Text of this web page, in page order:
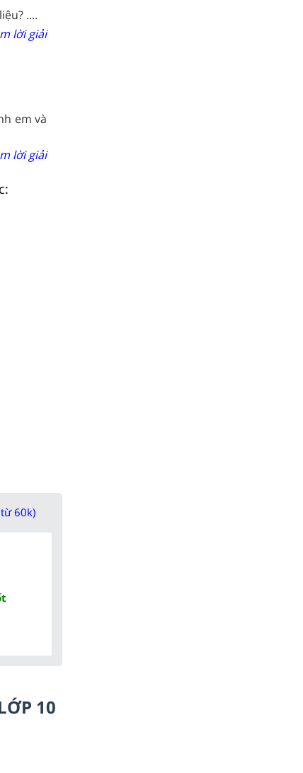
....
lời giải
em và
lời giải
60k)
10